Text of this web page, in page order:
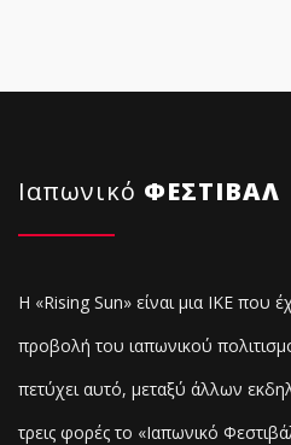
Ιαπωνικό ΦΕΣΤΙΒΑΛ
Η «Rising Sun» είναι μια ΙΚΕ που
προβολή του ιαπωνικού
πετύχει αυτό, μεταξύ άλλων
τρεις φορές το «Ιαπωνικό